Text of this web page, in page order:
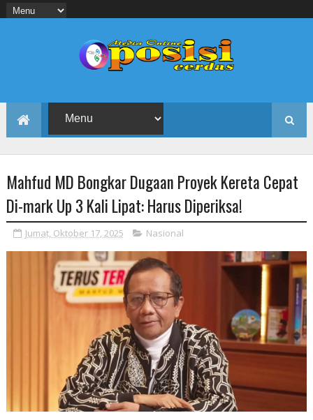
Mahfud MD Bongkar Dugaan Proyek Kereta Cepat
Di-mark Up 3 Kali Lipat: Harus Diperiksa!
Jumat, Oktober 17, 2025 Nasional